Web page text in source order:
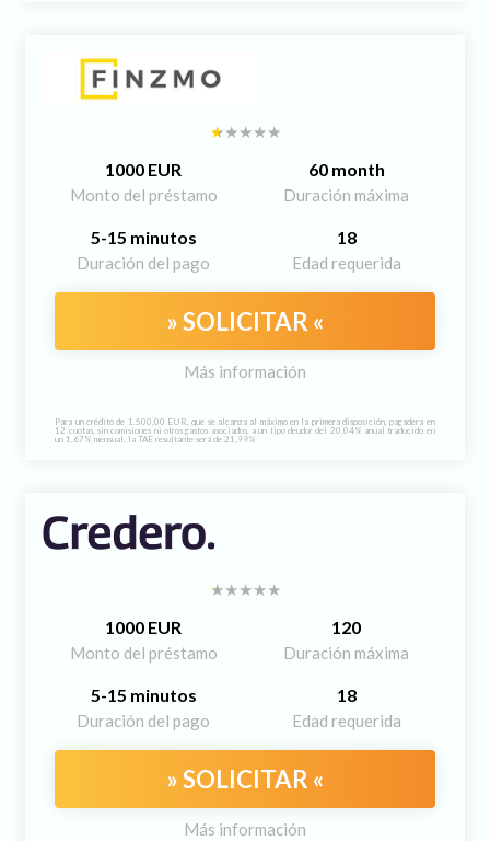
1000 EUR
Monto del préstamo
60 month
Duración máxima
5-15 minutos
Duración del pago
18
Edad requerida
» SOLICITAR «
Más información
Para un crédito de 1.500,00 EUR, que se alcanza al máximo en la primera disposición, pagadera en
12 cuotas, sin comisiones ni otros gastos asociados, a un tipo deudor del 20,04% anual traducido en
un 1,67% mensual, la TAE resultante será de 21,99%
1000 EUR
Monto del préstamo
120
Duración máxima
5-15 minutos
Duración del pago
18
Edad requerida
» SOLICITAR «
Más información